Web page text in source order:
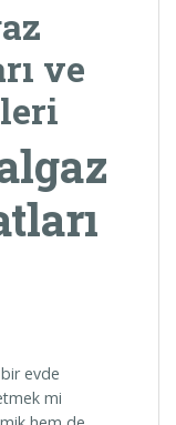
ve
bir evde
mi